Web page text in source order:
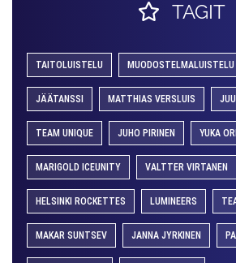
TAGIT
TAITOLUISTELU MUODOSTELMALUISTELU
JÄÄTANSSI MATTHIAS VERSLUIS
TEAM UNIQUE JUHO PIRINEN YUKA
MARIGOLD ICEUNITY VALTTER VIRTANEN
HELSINKI ROCKETTES LUMINEERS
MAKAR SUNTSEV JANNA JYRKINEN